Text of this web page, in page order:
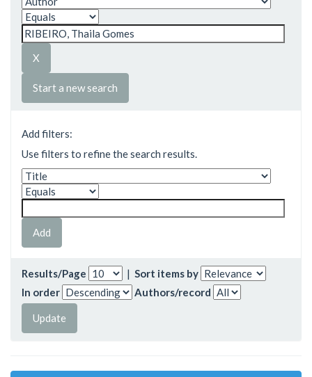
Start a new search
Add filters:
Use filters to refine the search results.
Results/Page | Sort items by
In order
Authors/record